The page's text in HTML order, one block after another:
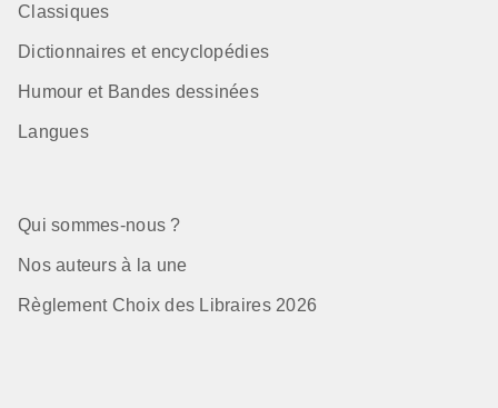
Classiques
Dictionnaires et encyclopédies
Humour et Bandes dessinées
Langues
Qui sommes-nous ?
Nos auteurs à la une
Règlement Choix des Libraires 2026